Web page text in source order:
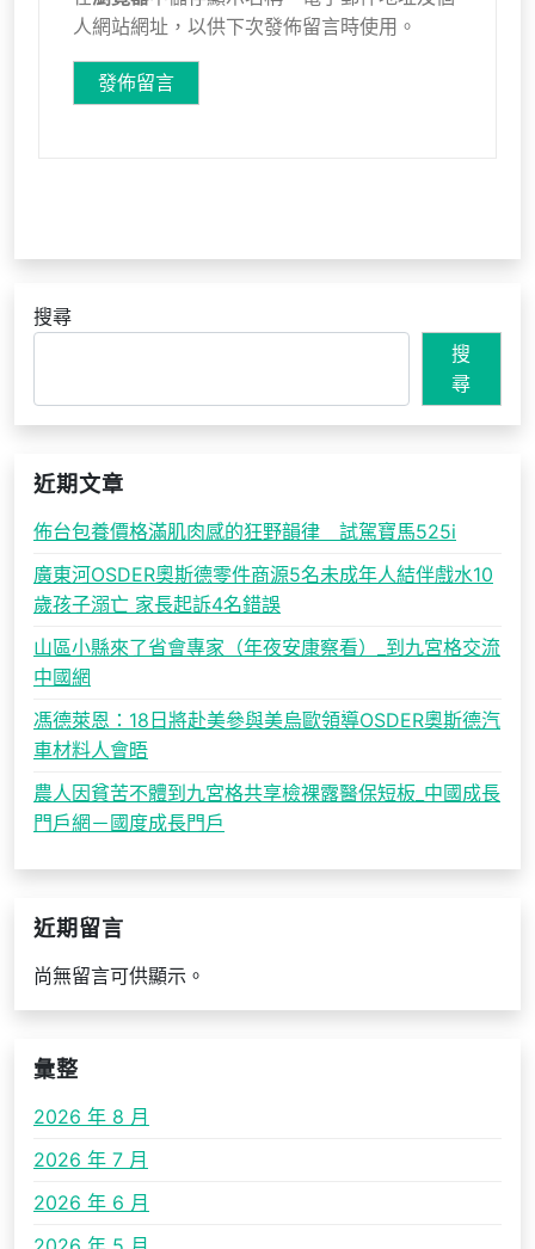
人網站網址，以供下次發佈留言時使用。
搜尋
搜
尋
近期文章
佈台包養價格滿肌肉感的狂野韻律 試駕寶馬525i
廣東河OSDER奧斯德零件商源5名未成年人結伴戲水10
歲孩子溺亡 家長起訴4名錯誤
山區小縣來了省會專家（年夜安康察看）_到九宮格交流
中國網
馮德萊恩：18日將赴美參與美烏歐領導OSDER奧斯德汽
車材料人會晤
農人因貧苦不體到九宮格共享檢裸露醫保短板_中國成長
門戶網－國度成長門戶
近期留言
尚無留言可供顯示。
彙整
2026 年 8 月
2026 年 7 月
2026 年 6 月